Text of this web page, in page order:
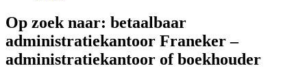
Op zoek naar: betaalbaar
administratiekantoor Franeker –
administratiekantoor of boekhouder